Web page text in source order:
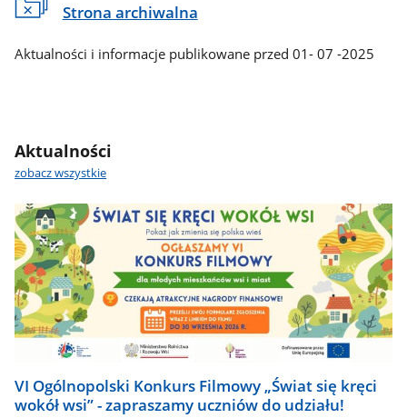
Strona archiwalna
Aktualności i informacje publikowane przed 01- 07 -2025
Aktualności
zobacz wszystkie
VI Ogólnopolski Konkurs Filmowy „Świat się kręci
wokół wsi” - zapraszamy uczniów do udziału!